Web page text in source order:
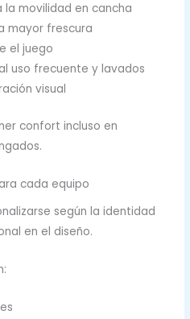
la movilidad en cancha
mayor frescura
el juego
uso frecuente y lavados
visual
confort incluso en
cada equipo
según la identidad
en el diseño.